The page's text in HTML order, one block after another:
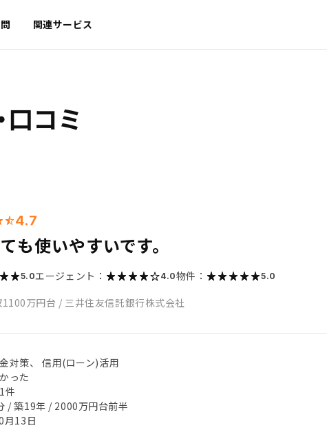
関連サービス
口コミ
4.7
も使いやすいです。
5.0エージェント： 4.0物件： 5.0
1100万円台 / 三井住友信託銀行株式会社
対策、 信用(ローン)活用
った
件
/ 築19年 / 2000万円台前半
月13日